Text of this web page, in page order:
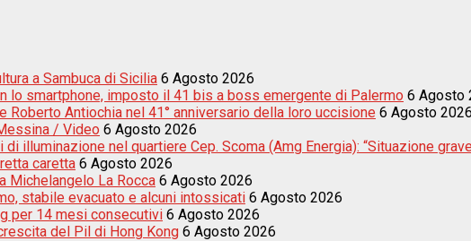
a Sambuca di Sicilia 6 Agosto 2026
lo smartphone, imposto il 41 bis a boss emergente di Palermo 6 Agosto
Roberto Antiochia nel 41° anniversario della loro uccisione 6 Agosto
/ Video 6 Agosto 2026
illuminazione nel quartiere Cep. Scoma (Amg Energia): “Situazione
caretta 6 Agosto 2026
Michelangelo La Rocca 6 Agosto 2026
stabile evacuato e alcuni intossicati 6 Agosto 2026
per 14 mesi consecutivi 6 Agosto 2026
del Pil di Hong Kong 6 Agosto 2026